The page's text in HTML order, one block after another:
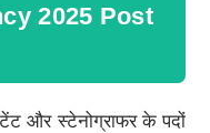
2025 Post
और स्टेनोग्राफर के पदों